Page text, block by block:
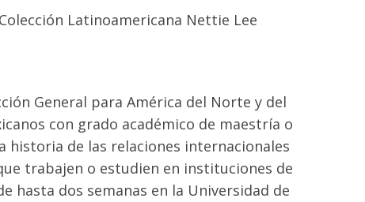
Latinoamericana Nettie Lee
General para América del Norte y del
con grado académico de maestría o
historia de las relaciones internacionales
trabajen o estudien en instituciones de
hasta dos semanas en la Universidad de